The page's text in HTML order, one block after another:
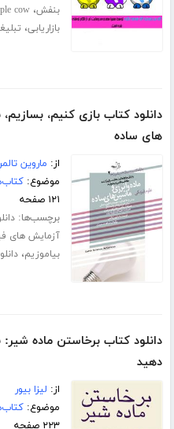
بنفش،cow
بازاریابی،
دانلود کتاب بازی کنیم،
های ساده
از: ماروین
موضوع:
۱۲۱ صفحه
برچسب‌ها:
آزمایش های
بیاموزیم،
دانلود کتاب برخاستن ماده
دهید
از: لیزا بیور
موضوع:
۲۲۳ صفحه